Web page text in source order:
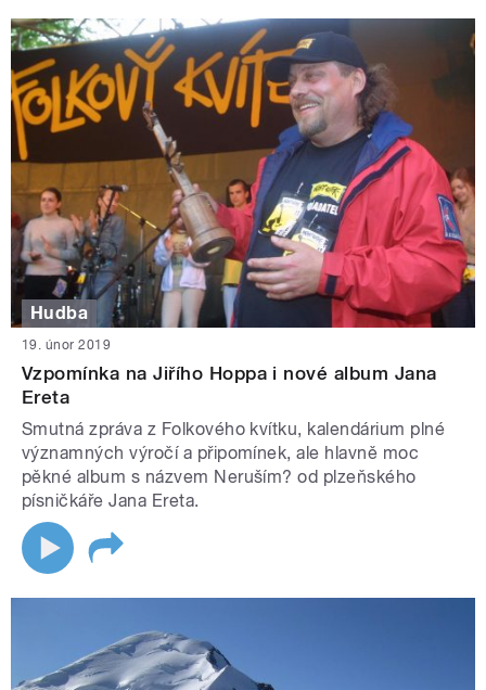
Hudba
19. únor 2019
Vzpomínka na Jiřího Hoppa i nové album Jana
Ereta
Smutná zpráva z Folkového kvítku, kalendárium plné
významných výročí a připomínek, ale hlavně moc
pěkné album s názvem Neruším? od plzeňského
písničkáře Jana Ereta.